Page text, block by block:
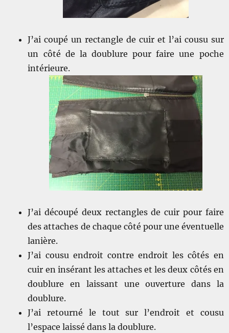
J’ai coupé un rectangle de cuir et l’ai cousu sur
un côté de la doublure pour faire une poche
intérieure.
J’ai découpé deux rectangles de cuir pour faire
des attaches de chaque côté pour une éventuelle
lanière.
J’ai cousu endroit contre endroit les côtés en
cuir en insérant les attaches et les deux côtés en
doublure en laissant une ouverture dans la
doublure.
J’ai retourné le tout sur l’endroit et cousu
l’espace laissé dans la doublure.